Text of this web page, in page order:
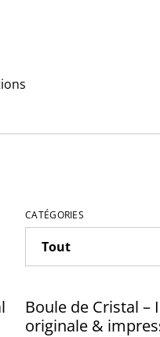
CATÉGORIES
Boule de Cristal –
originale &